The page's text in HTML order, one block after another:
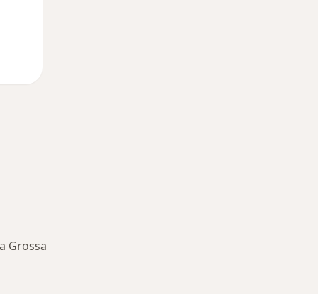
Grossa